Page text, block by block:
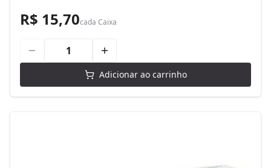
R$ 15,70cada Caixa
Adicionar ao carrinho